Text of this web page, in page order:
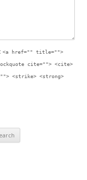
<a href="" title="">
cite=""> <cite>
<strike> <strong>